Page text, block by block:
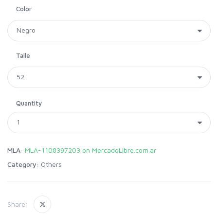
Color
Talle
Quantity
MLA: MLA-1108397203 on MercadoLibre.com.ar
Category: Others
Share: